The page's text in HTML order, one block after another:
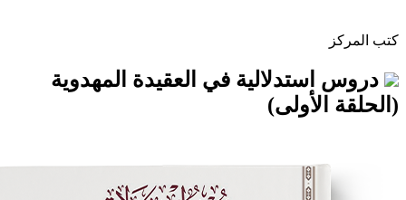
في العقيدة المهدوية